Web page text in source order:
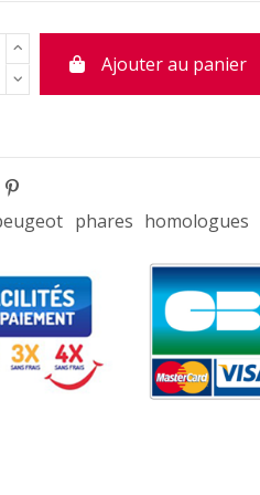
Ajouter au panier
phares homologues